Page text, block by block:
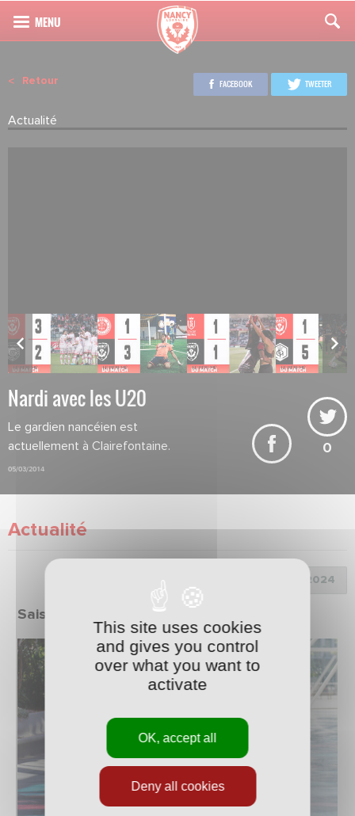
Retour
Actualité
FACEBOOK TWEETER
Nardi avec les U20
Le gardien nancéien est
actuellement à Clairefontaine.
05/03/2014
0
Actualité
Choix de la saison :
Saison 2023/2024
This site uses cookies
and gives you control
over what you want to
activate
OK, accept all
Deny all cookies